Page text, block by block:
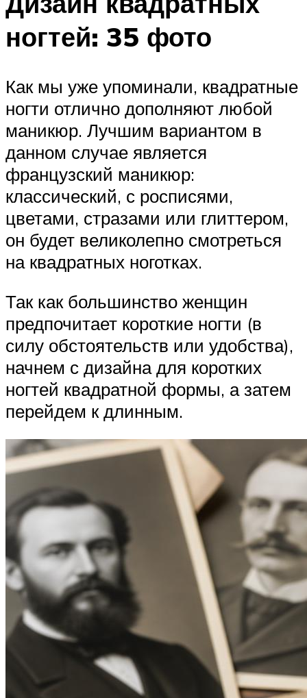
ногтей: 35 фото
Как мы уже упоминали, квадратные
ногти отлично дополняют любой
маникюр. Лучшим вариантом в
данном случае является
французский маникюр:
классический, с росписями,
цветами, стразами или глиттером,
он будет великолепно смотреться
на квадратных ноготках.
Так как большинство женщин
предпочитает короткие ногти (в
силу обстоятельств или удобства),
начнем с дизайна для коротких
ногтей квадратной формы, а затем
перейдем к длинным.